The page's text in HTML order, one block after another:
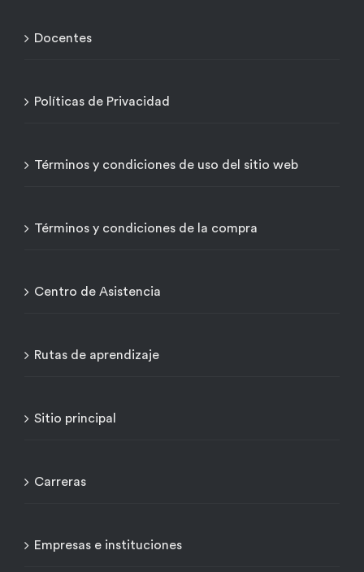
Docentes
Políticas de Privacidad
Términos y condiciones de uso del sitio web
Términos y condiciones de la compra
Centro de Asistencia
Rutas de aprendizaje
Sitio principal
Carreras
Empresas e instituciones